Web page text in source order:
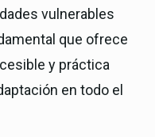
vulnerables
que ofrece
y práctica
en todo el